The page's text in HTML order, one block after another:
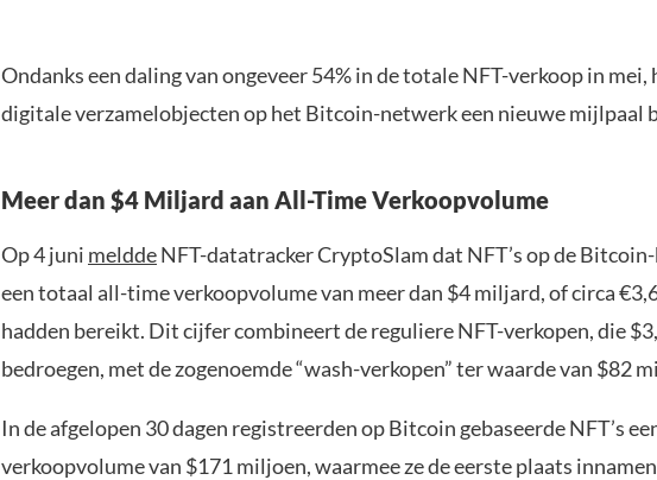
Ondanks een daling van ongeveer 54% in de totale NFT-verkoop in mei,
digitale verzamelobjecten op het Bitcoin-netwerk een nieuwe mijlpaal
Meer dan $4 Miljard aan All-Time Verkoopvolume
Op 4 juni melddeNFT-datatracker CryptoSlam dat NFT’s op de
een totaal all-time verkoopvolume van meer dan $4 miljard, of circa
hadden bereikt. Dit cijfer combineert de reguliere NFT-verkopen, die
bedroegen, met de zogenoemde “wash-verkopen” ter waarde van $82
In de afgelopen 30 dagen registreerden op Bitcoin gebaseerde NFT’s
verkoopvolume van $171 miljoen, waarmee ze de eerste plaats